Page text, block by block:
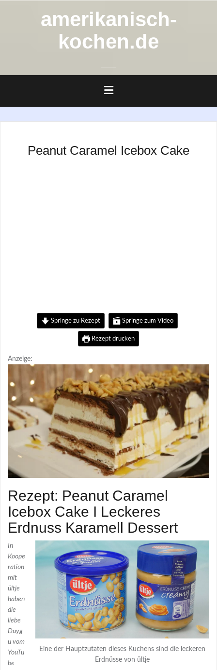
amerikanisch-
kochen.de
Peanut Caramel Icebox Cake
Springe zu Rezept Springe zum Video
Rezept drucken
Anzeige:
Rezept: Peanut Caramel
Icebox Cake I Leckeres
Erdnuss Karamell Dessert
Eine der Hauptzutaten dieses Kuchens sind die leckeren
Erdnüsse von ültje
In
Koope
ration
mit
ültje
haben
die
liebe
Duyg
u vom
YouTu
be
Beitragsnavigation